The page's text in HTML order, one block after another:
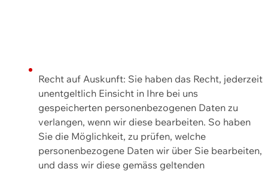
Recht auf Auskunft: Sie haben das Recht, jederzeit
unentgeltlich Einsicht in Ihre bei uns
gespeicherten personenbezogenen Daten zu
verlangen, wenn wir diese bearbeiten. So haben
Sie die Möglichkeit, zu prüfen, welche
personenbezogene Daten wir über Sie bearbeiten,
und dass wir diese gemäss geltenden